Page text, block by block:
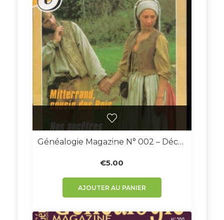
Généalogie Magazine N° 002 – Décembre 1982
€5.00
AJOUTER AU PANIER